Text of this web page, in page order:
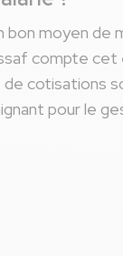
bon moyen
compte
cotisations
pour le